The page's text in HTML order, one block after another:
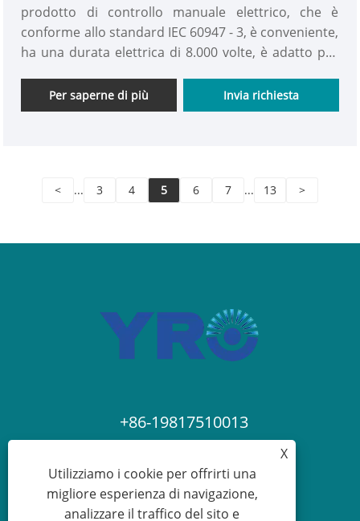
prodotto di controllo manuale elettrico, che è
conforme allo standard IEC 60947 - 3, è conveniente,
ha una durata elettrica di 8.000 volte, è adatto per
in modo affidabile all'interno di un intervallo di
temperatura ambiente da -20 a +70 ℃. Può
Per saperne di più Invia richiesta
< ... 3 4 5 6 7 ... 13 >
+86-19817510013
X
Utilizziamo i cookie per offrirti una
migliore esperienza di navigazione,
analizzare il traffico del sito e